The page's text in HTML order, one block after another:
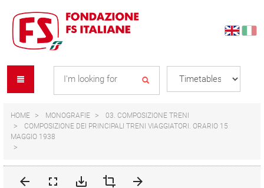
content
navigation
menu
HOME MONOGRAFIE
03. COMPOSIZIONE TRENI
COMPOSIZIONE DEI PRINCIPALI TRENI VIAGGIATORI. ORARIO 15
MAGGIO 1938